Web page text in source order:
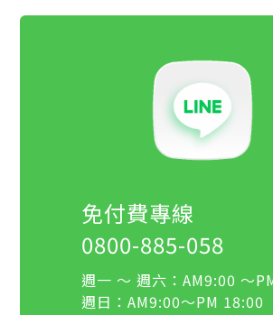
免付費專線
0800-885-058
週一 ～ 週六：AM9:00 ～
週日：AM9:00～PM 18:00